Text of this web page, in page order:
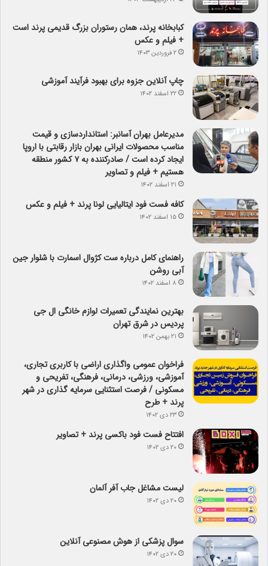
کبابخانه پرند، همان رستوران بزرگ قدیمی پرند است
+ فیلم و عکس
۲ فروردین ۱۴۰۳
چاپ آنلاین جزوه برای بهبود فرآیند آموزشی
۲۲ اسفند ۱۴۰۲
مدیرعامل بهران آسانبر: استانداردسازی و قیمت
مناسب محصولات ایرانی بهران بازار رقابتی با اروپا
ایجاد کرده است / صادرکننده به ۷ کشور منطقه
هستیم + فیلم و تصاویر
۲۱ اسفند ۱۴۰۲
کافه فست فود ایتالیایی لونا پرند + فیلم و عکس
۱۵ اسفند ۱۴۰۲
راهنمای کامل درباره ست کژوال اسمارت با شلوار جین
آبی روشن
۸ اسفند ۱۴۰۲
بهترین نمایندگی تعمیرات لوازم خانگی ال جی
پردیس در شرق تهران
۲۱ بهمن ۱۴۰۲
فراخوان عمومی واگذاری اراضی با کاربری تجاری،
آموزشی، ورزشی، درمانی، فرهنگی، تفریحی و
مسکونی / فرصت استثنایی سرمایه گذاری در شهر
پرند + طرح
۲۳ دی ۱۴۰۲
افتتاح فست فود باکسی پرند + تصاویر
۲۰ دی ۱۴۰۲
لیست مشاغل جاب آفر آلمان
۲۰ دی ۱۴۰۲
سوال پزشکی از هوش مصنوعی آنلاین
۲۰ دی ۱۴۰۲